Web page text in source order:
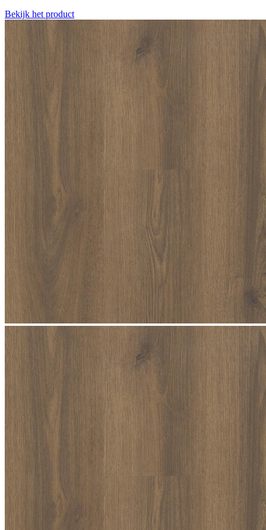
Bekijk het product